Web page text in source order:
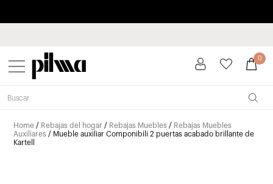
pilma 0
Home / Rebajas del hogar / Rebajas Muebles / Rebajas Muebles
Auxiliares / Mueble auxiliar Componibili 2 puertas acabado brillante de
Kartell